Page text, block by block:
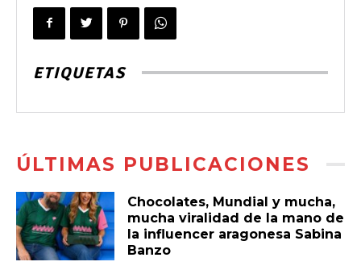
ETIQUETAS
ÚLTIMAS PUBLICACIONES
Chocolates, Mundial y mucha,
mucha viralidad de la mano de
la influencer aragonesa Sabina
Banzo